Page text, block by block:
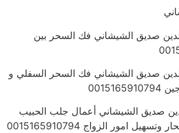
الدين صديق الشيشاني فك السحر بين
الدين صديق الشيشاني فك السحر السفلي و
صديق الشيشاني أعمال جلب الحبيب
امور الزواج 0015165910794